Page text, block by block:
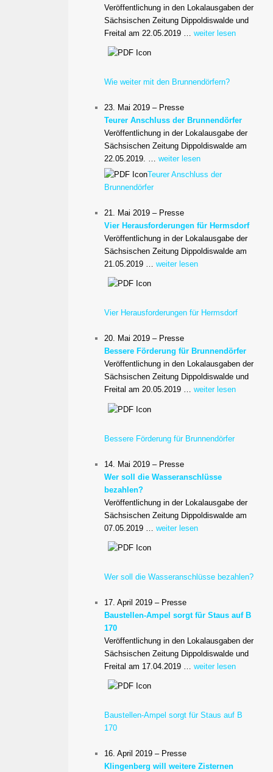
Veröffentlichung in den Lokalausgaben der
Sächsischen Zeitung Dippoldiswalde und
Freital am 22.05.2019 …weiter lesen
Wie weiter mit den Brunnendörfern?
23. Mai 2019 – Presse
Teurer Anschluss der Brunnendörfer
Veröffentlichung in der Lokalausgabe der
Sächsischen Zeitung Dippoldiswalde am
22.05.2019. …weiter lesen
Teurer Anschluss der
Brunnendörfer
21. Mai 2019 – Presse
Vier Herausforderungen für Hermsdorf
Veröffentlichung in der Lokalausgabe der
Sächsischen Zeitung Dippoldiswalde am
21.05.2019 …weiter lesen
Vier Herausforderungen für Hermsdorf
20. Mai 2019 – Presse
Bessere Förderung für Brunnendörfer
Veröffentlichung in den Lokalausgaben der
Sächsischen Zeitung Dippoldiswalde und
Freital am 20.05.2019 …weiter lesen
Bessere Förderung für Brunnendörfer
14. Mai 2019 – Presse
Wer soll die Wasseranschlüsse
bezahlen?
Veröffentlichung in der Lokalausgabe der
Sächsischen Zeitung Dippoldiswalde am
07.05.2019 …weiter lesen
Wer soll die Wasseranschlüsse bezahlen?
17. April 2019 – Presse
Baustellen-Ampel sorgt für Staus auf B
170
Veröffentlichung in den Lokalausgaben der
Sächsischen Zeitung Dippoldiswalde und
Freital am 17.04.2019 …weiter lesen
Baustellen-Ampel sorgt für Staus auf B
170
16. April 2019 – Presse
Klingenberg will weitere Zisternen